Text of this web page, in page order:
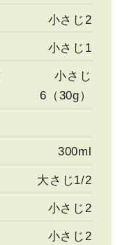
小さじ2
小さじ1
小さじ
6（30g）
300ml
大さじ1/2
小さじ2
小さじ2